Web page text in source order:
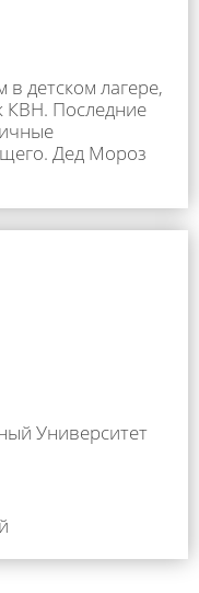
детском лагере,
КВН. Последние
Дед Мороз
Университет